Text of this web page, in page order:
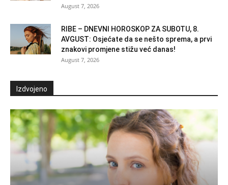
August 7, 2026
RIBE – DNEVNI HOROSKOP ZA SUBOTU, 8.
AVGUST: Osjećate da se nešto sprema, a prvi
znakovi promjene stižu već danas!
August 7, 2026
Izdvojeno